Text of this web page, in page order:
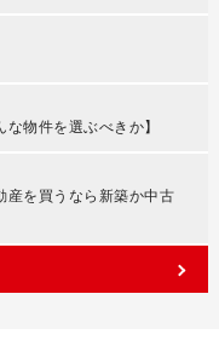
物件を選ぶべきか】
産を買うなら新築か中古